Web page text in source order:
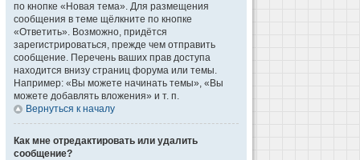
по кнопке «Новая тема». Для размещения
сообщения в теме щёлкните по кнопке
«Ответить». Возможно, придётся
зарегистрироваться, прежде чем отправить
сообщение. Перечень ваших прав доступа
находится внизу страниц форума или темы.
Например: «Вы можете начинать темы», «Вы
можете добавлять вложения» и т. п.
Вернуться к началу
Как мне отредактировать или удалить
сообщение?